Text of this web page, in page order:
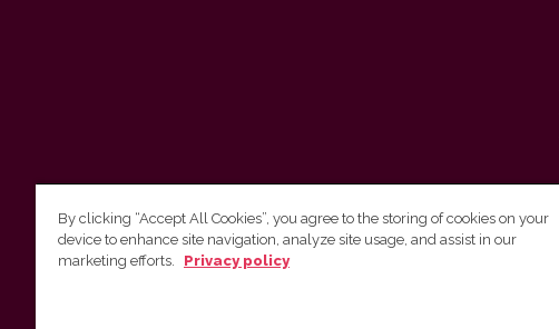
Vilnius University Press
By clicking “Accept All Cookies”, you agree to the storing of cookies on your
device to enhance site navigation, analyze site usage, and assist in our
marketing efforts.
Privacy policy